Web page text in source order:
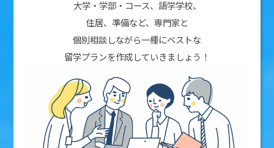
大学・学部・コース、語学学校、
住居、準備など、専門家と
個別相談しながら一種にベストな
留学プランを作成していきましょう！